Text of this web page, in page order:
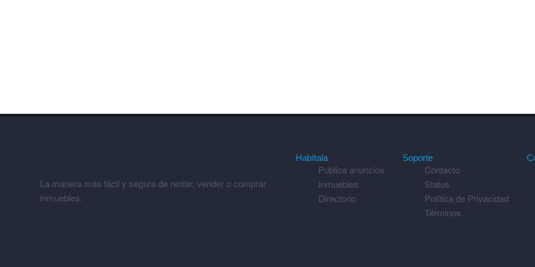
La manera más fácil y segura de rentar, vender o comprar
inmuebles.
Habítala
Publica anuncios
Inmuebles
Directorio
Soporte
Contacto
Status
Política de Privacidad
Términos